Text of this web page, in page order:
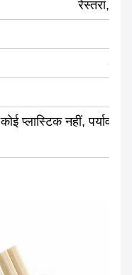
रेस्तरां,
कोई प्लास्टिक नहीं,